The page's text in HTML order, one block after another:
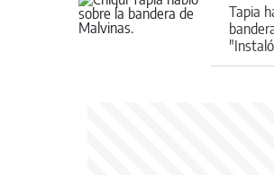
Tapia
nivel